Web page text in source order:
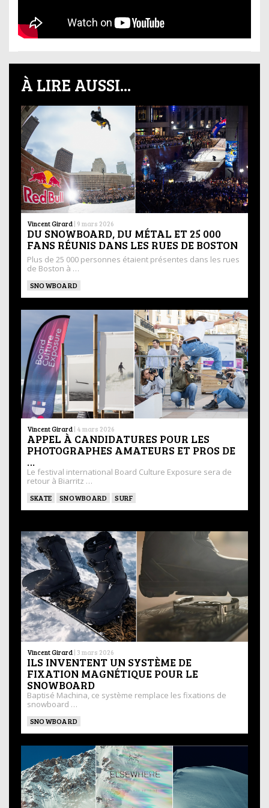
À LIRE AUSSI...
Vincent Girard | 9 mars 2026
DU SNOWBOARD, DU MÉTAL ET 25 000
FANS RÉUNIS DANS LES RUES DE BOSTON
Plus de 25 000 personnes étaient présentes dans les rues
de Boston à …
SNOWBOARD
Vincent Girard | 4 mars 2026
APPEL À CANDIDATURES POUR LES
PHOTOGRAPHES AMATEURS ET PROS DE
…
Le festival international Board Culture Exposure sera de
retour à Biarritz …
SKATE SNOWBOARD SURF
Vincent Girard | 3 mars 2026
ILS INVENTENT UN SYSTÈME DE
FIXATION MAGNÉTIQUE POUR LE
SNOWBOARD
Baptisé Machina, ce système remplace les fixations de
snowboard …
SNOWBOARD